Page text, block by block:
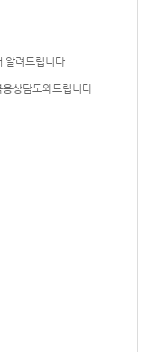
알려드립니다
상담도와드립니다